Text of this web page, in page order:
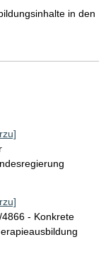
in den
- Konkrete